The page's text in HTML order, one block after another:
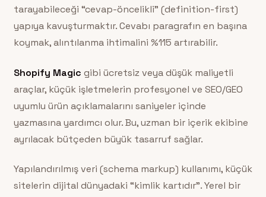
tarayabileceği “cevap-öncelikli” (definition-first)
yapıya kavuşturmaktır. Cevabı paragrafın en başına
koymak, alıntılanma ihtimalini %115 artırabilir.
Shopify Magic gibi ücretsiz veya düşük maliyetli
araçlar, küçük işletmelerin profesyonel ve SEO/GEO
uyumlu ürün açıklamalarını saniyeler içinde
yazmasına yardımcı olur. Bu, uzman bir içerik ekibine
ayrılacak bütçeden büyük tasarruf sağlar.
Yapılandırılmış veri (schema markup) kullanımı, küçük
sitelerin dijital dünyadaki “kimlik kartıdır”. Yerel bir